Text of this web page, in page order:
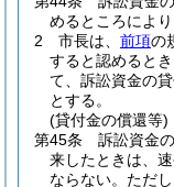
めるところによ
2
市長は、 前項の
すると認めると
て、訴訟資金の
とする。
(貸付金の償還等)
第45条
訴訟資金
来したときは、
ならない。 ただ